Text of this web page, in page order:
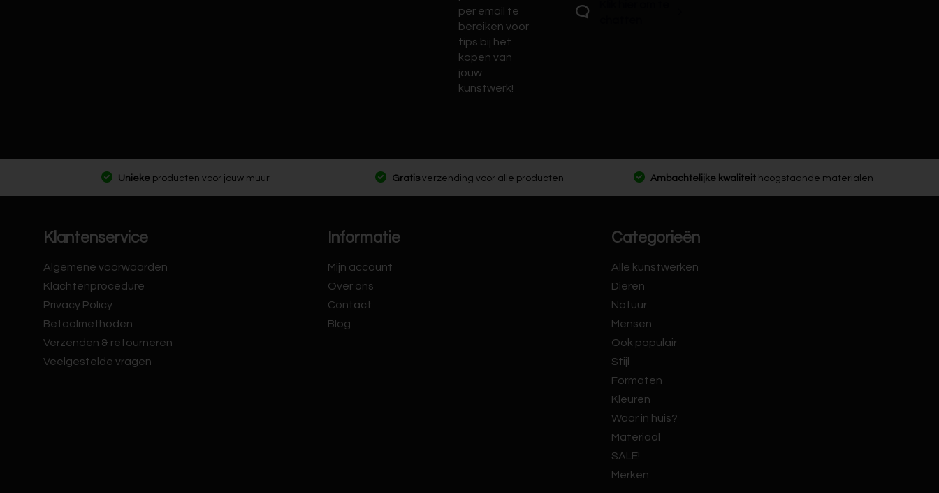
per email te
bereiken voor
tips bij het
kopen van
jouw
kunstwerk!
Unieke producten voor jouw muur Gratis verzending voor alle producten Ambachtelijke kwaliteit hoogstaande materialen
Klantenservice
Algemene voorwaarden
Klachtenprocedure
Privacy Policy
Betaalmethoden
Verzenden & retourneren
Veelgestelde vragen
Informatie
Mijn account
Over ons
Contact
Blog
Categorieën
Alle kunstwerken
Dieren
Natuur
Mensen
Ook populair
Stijl
Formaten
Kleuren
Waar in huis?
Materiaal
SALE!
Merken